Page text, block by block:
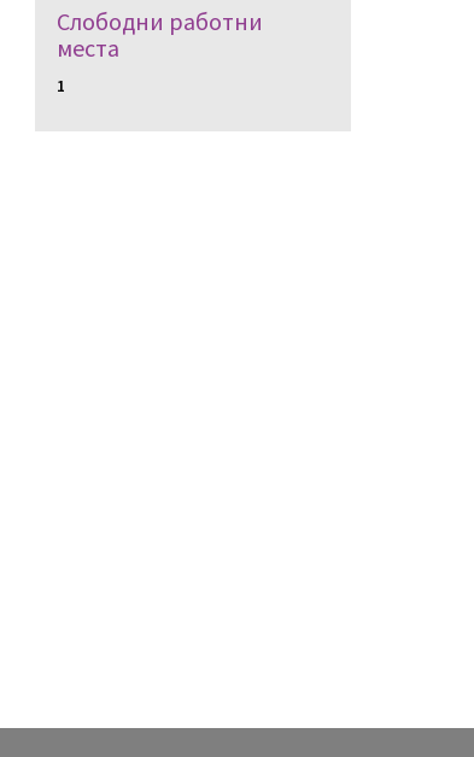
Слободни работни
местa
1